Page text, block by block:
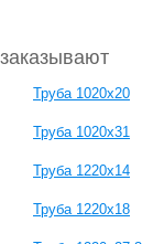
Труба 1020х20
Труба 1020х31
Труба 1220х14
Труба 1220х18